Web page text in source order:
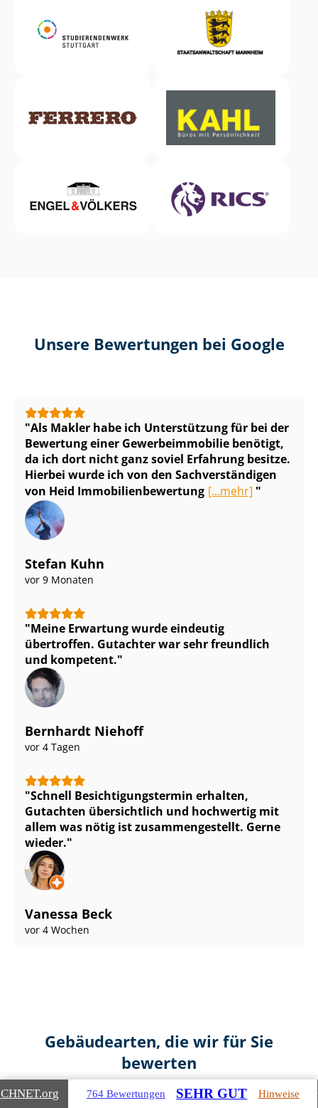
Unsere Bewertungen bei Google
Als Makler habe ich Unterstützung für bei der
Bewertung einer Ge­wer­be­im­mo­bi­lie benötigt,
da ich dort nicht ganz soviel Erfahrung besitze.
Hierbei wurde ich von den Sach­ver­stän­di­gen
von Heid Im­mo­bi­li­en­be­wer­tung [...mehr]
Stefan Kuhn
vor 9 Monaten
Meine Erwartung wurde eindeutig
übertroffen. Gutachter war sehr freundlich
und kompetent.
Bernhardt Niehoff
vor 4 Tagen
Schnell Be­sich­ti­gungs­ter­min erhalten,
Gutachten übersichtlich und hochwertig mit
allem was nötig ist zu­sam­men­ge­stellt. Gerne
wieder.
Vanessa Beck
vor 4 Wochen
Gebäudearten, die wir für Sie
bewerten
.org 764 Bewertungen SEHR GUT Hinweise